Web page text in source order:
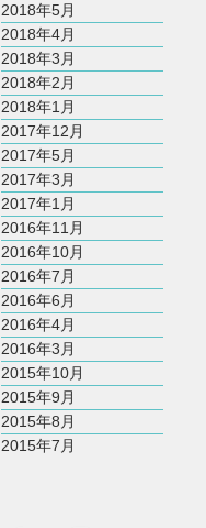
2018年5月
2018年4月
2018年3月
2018年2月
2018年1月
2017年12月
2017年5月
2017年3月
2017年1月
2016年11月
2016年10月
2016年7月
2016年6月
2016年4月
2016年3月
2015年10月
2015年9月
2015年8月
2015年7月